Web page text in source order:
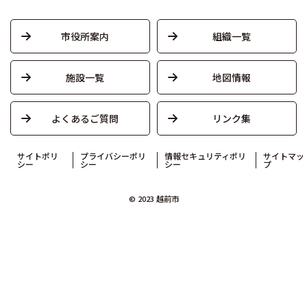
市役所案内 組織一覧
施設一覧 地図情報
よくあるご質問 リンク集
サイトポリ
シー
プライバシーポリ
シー
情報セキュリティポリ
シー
サイトマッ
プ
© 2023 越前市